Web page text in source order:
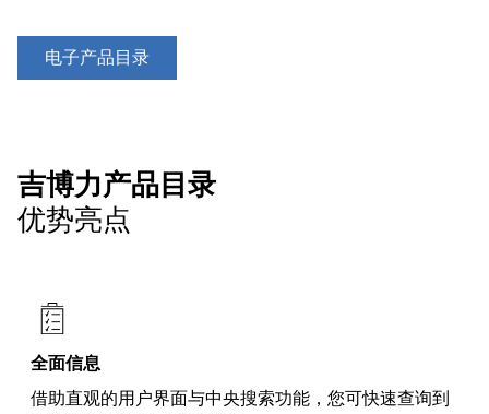
电子产品目录
吉博力产品目录
优势亮点
全面信息
借助直观的用户界面与中央搜索功能，您可快速查询到